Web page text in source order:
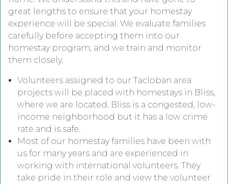
great lengths to ensure that your homestay
experience will be special. We evaluate families
carefully before accepting them into our
homestay program, and we train and monitor
them closely.
Volunteers assigned to our Tacloban area
projects will be placed with homestays in Bliss,
where we are located. Bliss is a congested, low-
income neighborhood but it has a low crime
rate and is safe.
Most of our homestay families have been with
us for many years and are experienced in
working with international volunteers. They
take pride in their role and view the volunteer